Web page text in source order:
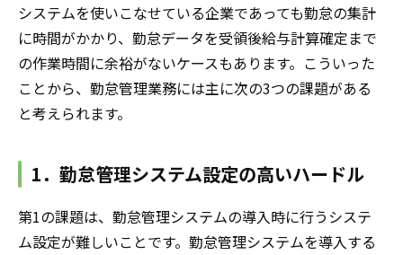
システムを使いこなせている企業であっても勤怠の集計
に時間がかかり、勤怠データを受領後給与計算確定まで
の作業時間に余裕がないケースもあります。こういった
ことから、勤怠管理業務には主に次の3つの課題がある
と考えられます。
1．勤怠管理システム設定の高いハードル
第1の課題は、勤怠管理システムの導入時に行うシステ
ム設定が難しいことです。勤怠管理システムを導入する